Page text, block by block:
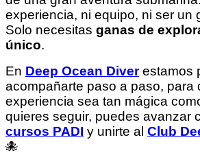
experiencia, ni equipo, ni ser un
Solo necesitas ganas de
único.
En Deep Ocean Diverestamos
acompañarte paso a paso, para
experiencia sea tan mágica
quieres seguir, puedes avanzar
cursos PADI y unirte al Club
🐙